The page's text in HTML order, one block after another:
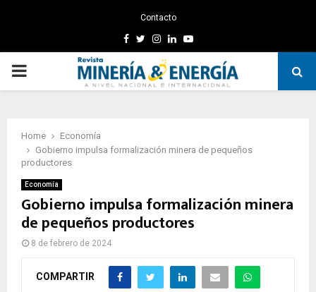
Contacto
Facebook
TwitterInstagram
LinkedinYoutube
PRIMARY
Home
Economía
Gobierno impulsa formalización minera de pequeños
productores
Economía
Gobierno impulsa formalización minera
de pequeños productores
8 de febrero de 2024
COMPARTIR